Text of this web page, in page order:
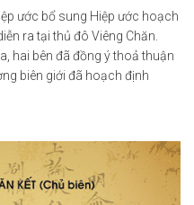
ước bổ sung Hiệp ước hoạch
ra tại thủ đô Viêng Chăn.
hai bên đã đồng ý thoả thuận
biên giới đã hoạch định